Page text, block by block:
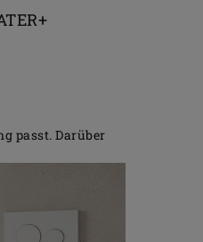
passt. Darüber